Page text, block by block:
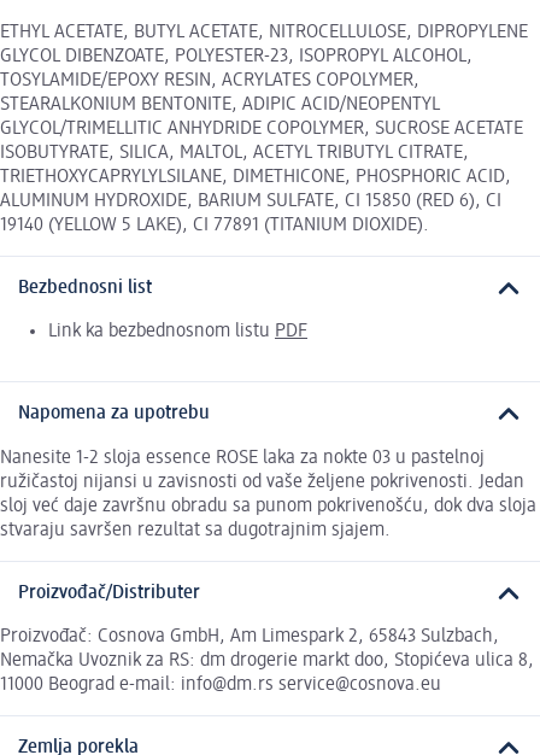
ETHYL ACETATE, BUTYL ACETATE, NITROCELLULOSE, DIPROPYLENE
GLYCOL DIBENZOATE, POLYESTER-23, ISOPROPYL ALCOHOL,
TOSYLAMIDE/EPOXY RESIN, ACRYLATES COPOLYMER,
STEARALKONIUM BENTONITE, ADIPIC ACID/NEOPENTYL
GLYCOL/TRIMELLITIC ANHYDRIDE COPOLYMER, SUCROSE ACETATE
ISOBUTYRATE, SILICA, MALTOL, ACETYL TRIBUTYL CITRATE,
TRIETHOXYCAPRYLYLSILANE, DIMETHICONE, PHOSPHORIC ACID,
ALUMINUM HYDROXIDE, BARIUM SULFATE, CI 15850 (RED 6), CI
19140 (YELLOW 5 LAKE), CI 77891 (TITANIUM DIOXIDE).
Bezbednosni list
Link ka bezbednosnom listu PDF
Napomena za upotrebu
Nanesite 1-2 sloja essence ROSE laka za nokte 03 u pastelnoj
ružičastoj nijansi u zavisnosti od vaše željene pokrivenosti. Jedan
sloj već daje završnu obradu sa punom pokrivenošću, dok dva sloja
stvaraju savršen rezultat sa dugotrajnim sjajem.
Proizvođač/Distributer
Proizvođač: Cosnova GmbH, Am Limespark 2, 65843 Sulzbach,
Nemačka Uvoznik za RS: dm drogerie markt doo, Stopićeva ulica 8,
11000 Beograd e-mail: info@dm.rs service@cosnova.eu
Zemlja porekla